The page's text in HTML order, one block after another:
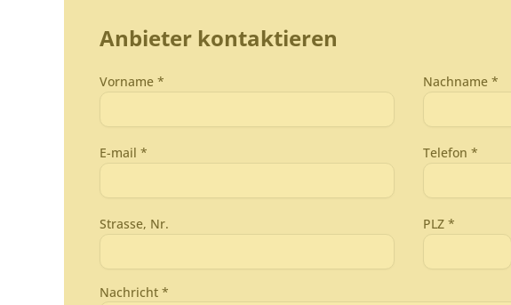
Anbieter kontaktieren
Vorname * Nachname *
E-mail * Telefon *
Strasse, Nr. PLZ *
Nachricht *